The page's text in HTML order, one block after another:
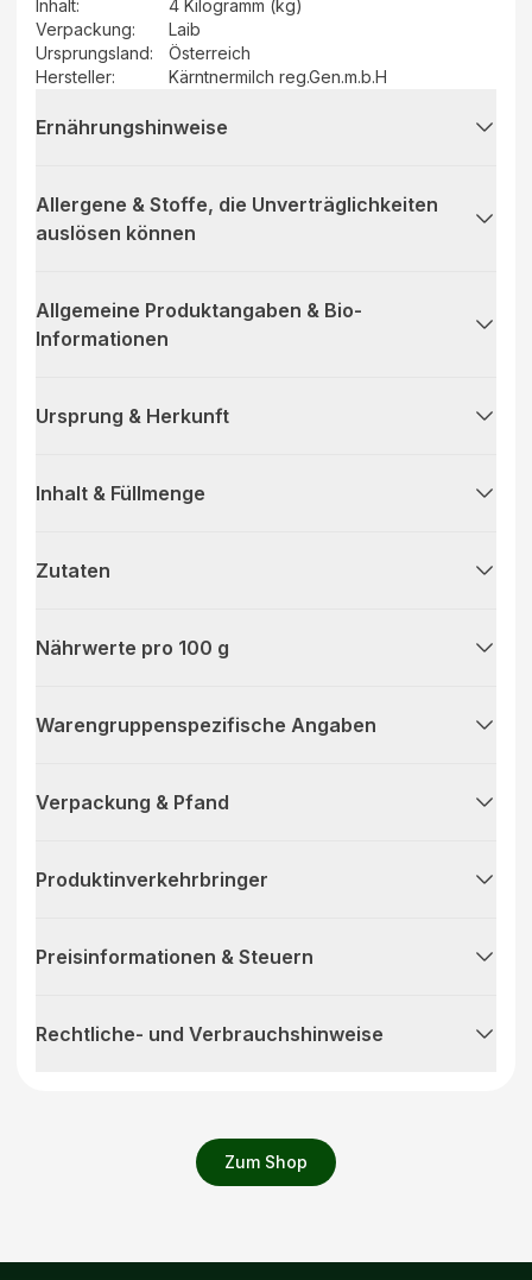
Zum Shop
Inhalt:
4 Kilogramm (kg)
Verpackung:
Laib
Ursprungsland:
Österreich
Hersteller: Kärntnermilch reg.Gen.m.b.H
Ernährungshinweise
Allergene & Stoffe, die Unverträglichkeiten
auslösen können
Allgemeine Produktangaben & Bio-
Informationen
Ursprung & Herkunft
Inhalt & Füllmenge
Zutaten
Nährwerte pro 100 g
Warengruppenspezifische Angaben
Verpackung & Pfand
Produktinverkehrbringer
Preisinformationen & Steuern
Rechtliche- und Verbrauchshinweise